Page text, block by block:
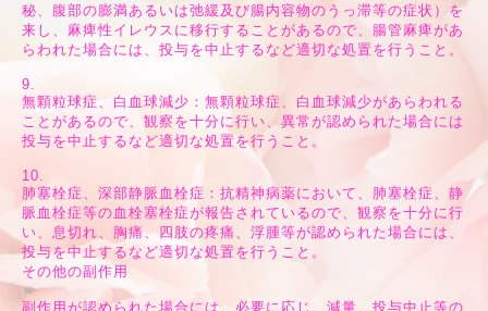
秘、腹部の膨満あるいは弛緩及び腸内容物のうっ滞等の症状）を
来し、麻痺性イレウスに移行することがあるので、腸管麻痺があ
らわれた場合には、投与を中止するなど適切な処置を行うこと。
9.
無顆粒球症、白血球減少：無顆粒球症、白血球減少があらわれる
ことがあるので、観察を十分に行い、異常が認められた場合には
投与を中止するなど適切な処置を行うこと。
10.
肺塞栓症、深部静脈血栓症：抗精神病薬において、肺塞栓症、静
脈血栓症等の血栓塞栓症が報告されているので、観察を十分に行
い、息切れ、胸痛、四肢の疼痛、浮腫等が認められた場合には、
投与を中止するなど適切な処置を行うこと。
その他の副作用
副作用が認められた場合には、必要に応じ、減量、投与中止等の